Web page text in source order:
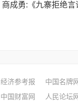
商成勇:《九寨拒绝言
经济参考报 中国名牌
中国财富网 人民论坛